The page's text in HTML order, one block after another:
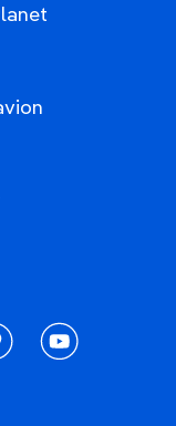
youtube